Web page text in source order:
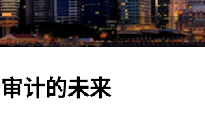
审计的未来